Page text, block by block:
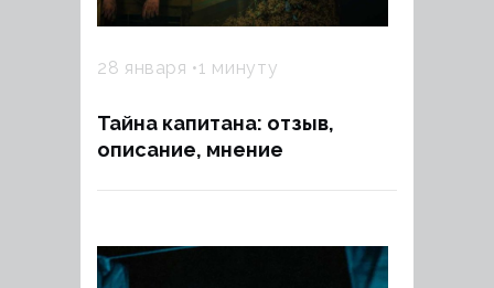
28 января 1 минуту
Тайна капитана: отзыв,
описание, мнение